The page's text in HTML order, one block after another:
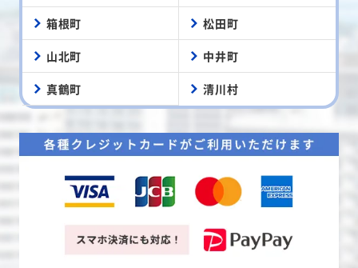
箱根町 松田町
山北町 中井町
真鶴町 清川村